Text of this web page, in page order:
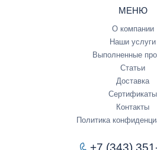
МЕНЮ
О компании
Наши услуги
Выполненные
Статьи
Доставка
Сертификаты
Контакты
Политика
+7 (343)